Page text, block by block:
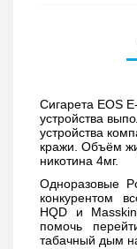
Сигарета EOS
устройства
устройства
кражи. Объём
никотина 4мг.
Одноразовые
конкурентом
HQD и
помочь
табачный дым